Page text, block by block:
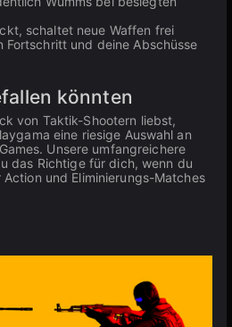
schaltet neue Waffen frei
Fortschritt und deine Abschüsse
könnten
von Taktik-Shootern liebst,
eine riesige Auswahl an
Unsere umfangreichere
das Richtige für dich, wenn du
und Eliminierungs-Matches